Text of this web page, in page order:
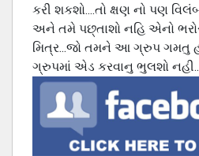
કરી શકશો....તો ક્ષણ નો પણ
અને તમે પછ્તાશો નહિ એનો
મિત્ર...જો તમને આ ગ્રુપ ગમતુ
ગ્રુપમાં એડ કરવાનુ ભુલશો